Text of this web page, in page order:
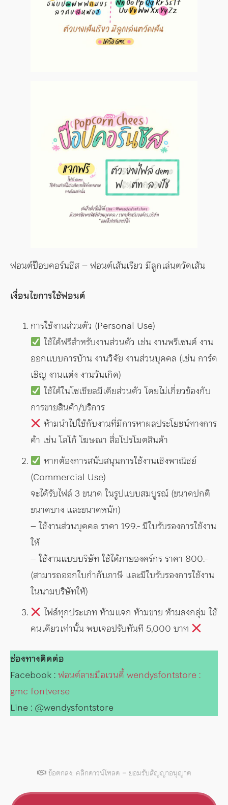
ฟอนต์ป๊อบคอร์นชีส – ฟอนต์เส้นเรียว มีลูกเล่นตวัดเส้น
เงื่อนไขการใช้ฟอนต์
การใช้งานส่วนตัว (Personal Use)
ใช้ได้ฟรีสำหรับงานส่วนตัว เช่น งานพรีเซนต์ งาน
ออกแบบการบ้าน งานวิจัย งานส่วนบุคคล (เช่น การ์ด
เชิญ งานแต่ง งานวันเกิด)
ใช้ได้ในโซเชียลมีเดียส่วนตัว โดยไม่เกี่ยวข้องกับ
การขายสินค้า/บริการ
ห้ามนำไปใช้กับงานที่มีการหาผลประโยชน์ทางการ
ค้า เช่น โลโก้ โฆษณา สื่อโปรโมตสินค้า
หากต้องการสนับสนุนการใช้งานเชิงพาณิชย์
(Commercial Use)
จะได้รับไฟล์ 3 ขนาด ในรูปแบบสมบูรณ์ (ขนาดปกติ
ขนาดบาง และขนาดหนัก)
– ใช้งานส่วนบุคคล ราคา 199.- มีใบรับรองการใช้งาน
ให้
– ใช้งานแบบบริษัท ใช้ได้ภายองคร์กร ราคา 800.-
(สามารถออกใบกำกับภาษี และมีใบรับรองการใช้งาน
ในนามบริษัทให้)
ไฟล์ทุกประเภท ห้ามแจก ห้ามขาย ห้ามลงกลุ่ม ใช้
คนเดียวเท่านั้น พบเจอปรับทันที 5,000 บาท
ช่องทางติดต่อ
Facebook :ฟอนต์ลายมือเวนดี้ wendysfontstore :
gmc fontverse
Line : @wendysfontstore
ข้อตกลง: คลิกดาวน์โหลด = ยอมรับสัญญาอนุญาต